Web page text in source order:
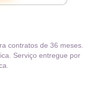
contratos de 36 meses.
Serviço entregue por